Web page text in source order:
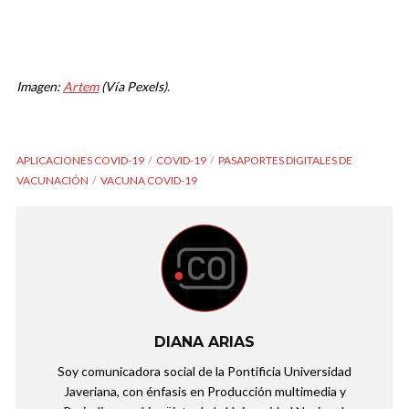
Imagen:Artem(Vía Pexels).
APLICACIONES COVID-19 COVID-19
PASAPORTES DIGITALES DE
VACUNACIÓN
VACUNA COVID-19
DIANA ARIAS
Soy comunicadora social de la Pontificia Universidad
Javeriana, con énfasis en Producción multimedia y